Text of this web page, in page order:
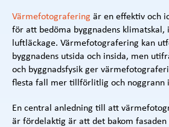
Värmefotografering är en effektiv och
för att bedöma byggnadens klimatskal,
luftläckage. Värmefotografering kan
byggnadens utsida och insida, men
och byggnadsfysik ger
flesta fall mer tillförlitlig och noggrann
En central anledning till att
är fördelaktig är att det bakom